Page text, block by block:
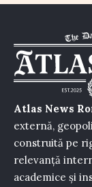
Atlas News
externă,
construită pe
relevanță
academice și